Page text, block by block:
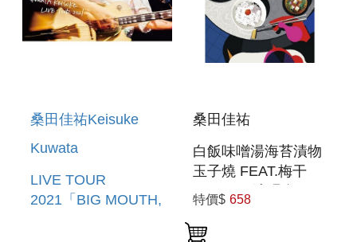
桑田佳祐Keisuke
Kuwata
LIVE TOUR
2021「BIG MOUTH,
桑田佳祐
白飯味噌湯海苔漬物
玉子燒 FEAT.梅干
CD+DVD演唱會 豪
華初回盤
特價$ 658